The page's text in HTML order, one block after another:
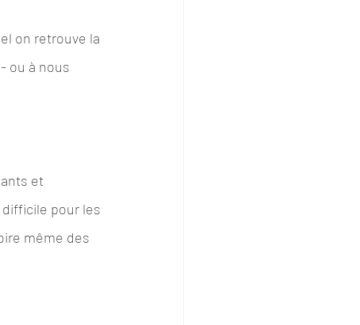
on retrouve la
ou à nous
et
difficile pour les
même des